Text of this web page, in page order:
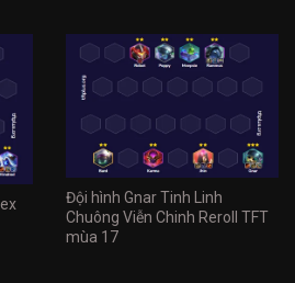
Đội hình Gnar Tinh Linh
Chuông Viễn Chinh Reroll TFT
mùa 17